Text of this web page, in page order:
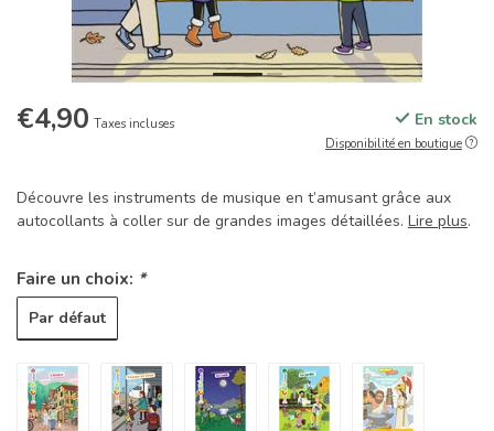
€4,90 Taxes incluses En stock
Disponibilité en boutique
Découvre les instruments de musique en t’amusant grâce aux
autocollants à coller sur de grandes images détaillées. Lire plus.
Faire un choix: *
Par défaut